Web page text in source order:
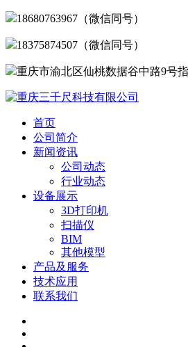
18680763967（微信同号）
18375874507（微信同号）
重庆市渝北区仙桃数据谷中路9号
首页
公司简介
新闻资讯
公司动态
行业动态
设备展示
3D打印机
扫描仪
BIM
其他模型
产品及服务
技术应用
联系我们